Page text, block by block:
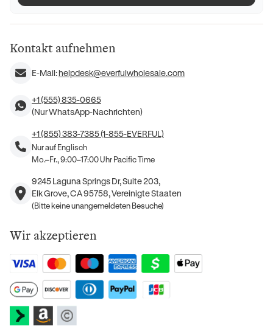
Kontakt aufnehmen
E-Mail:helpdesk@everfulwholesale.com
+1 (555) 835-0665
(Nur WhatsApp-Nachrichten)
+1 (855) 383-7385 (1-855-EVERFUL)
Nur auf Englisch
Mo.–Fr., 9:00–17:00 Uhr Pacific Time
9245 Laguna Springs Dr, Suite 203,
Elk Grove, CA 95758, Vereinigte Staaten
(Bitte keine unangemeldeten Besuche)
Wir akzeptieren